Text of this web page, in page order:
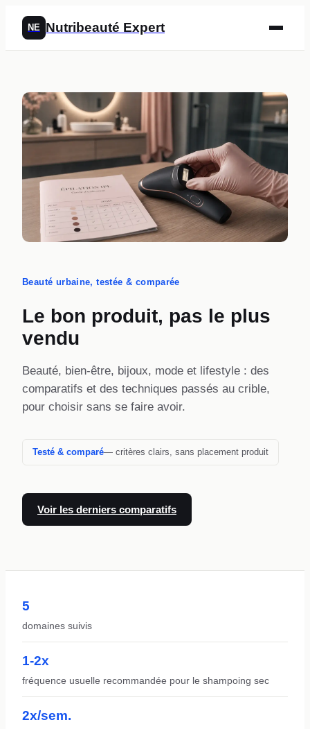
NE Nutribeauté Expert
Beauté urbaine, testée & comparée
Le bon produit, pas le plus
vendu
Beauté, bien-être, bijoux, mode et lifestyle : des
comparatifs et des techniques passés au crible,
pour choisir sans se faire avoir.
Testé & comparé— critères clairs, sans placement produit
Voir les derniers comparatifs
5
domaines suivis
1-2x
fréquence usuelle recommandée pour le shampoing sec
2x/sem.